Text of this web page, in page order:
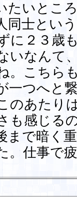
たいとこ
同士とい
に２３歳
いなんて
。こちら
つへと
のあたり
も感じる
まで暗く
。仕事で